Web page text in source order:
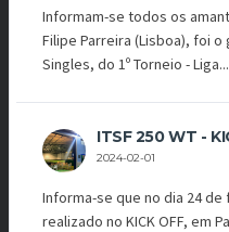
Informam-se todos os
Filipe Parreira (Lisboa), foi
Singles, do 1º Torneio - Liga...
ITSF 250 WT -
2024-02-01
Informa-se que no dia 24
realizado no KICK OFF, em